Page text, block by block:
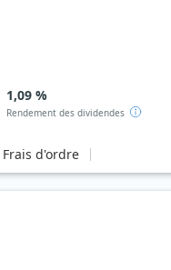
1,09 %
Rendement des dividendes
Frais d'ordre